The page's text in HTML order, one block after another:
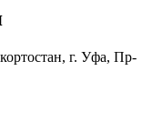
г. Уфа, Пр-